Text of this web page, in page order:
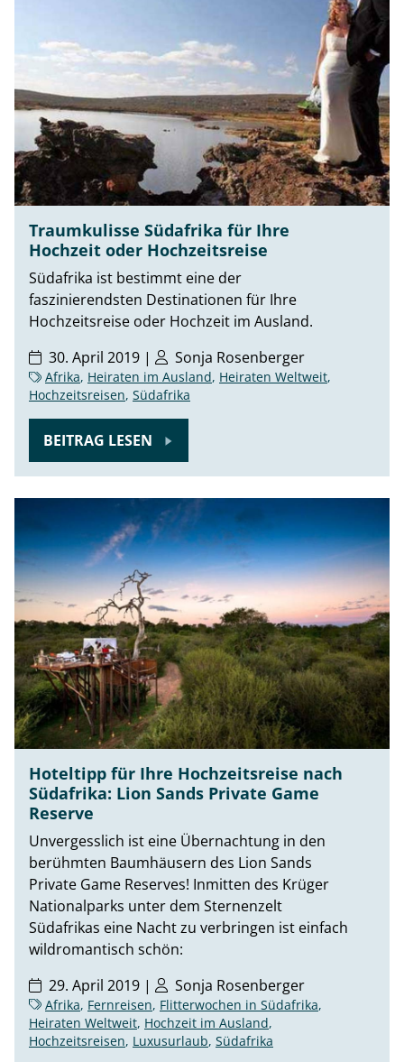
Traumkulisse Südafrika für Ihre
Hochzeit oder Hochzeitsreise
Südafrika ist bestimmt eine der
faszinierendsten Destinationen für Ihre
Hochzeitsreise oder Hochzeit im Ausland.
30. April 2019 |
Sonja Rosenberger
Afrika, Heiraten im Ausland, Heiraten Weltweit,
Hochzeitsreisen, Südafrika
BEITRAG LESEN
Hoteltipp für Ihre Hochzeitsreise nach
Südafrika: Lion Sands Private Game
Reserve
Unvergesslich ist eine Übernachtung in den
berühmten Baumhäusern des Lion Sands
Private Game Reserves! Inmitten des Krüger
Nationalparks unter dem Sternenzelt
Südafrikas eine Nacht zu verbringen ist einfach
wildromantisch schön:
29. April 2019 |
Sonja Rosenberger
Afrika, Fernreisen, Flitterwochen in Südafrika,
Heiraten Weltweit, Hochzeit im Ausland,
Hochzeitsreisen, Luxusurlaub, Südafrika